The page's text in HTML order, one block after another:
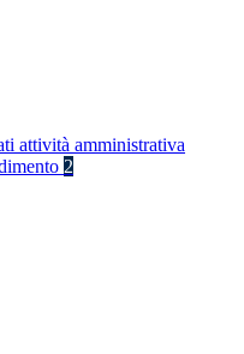
attività amministrativa
2